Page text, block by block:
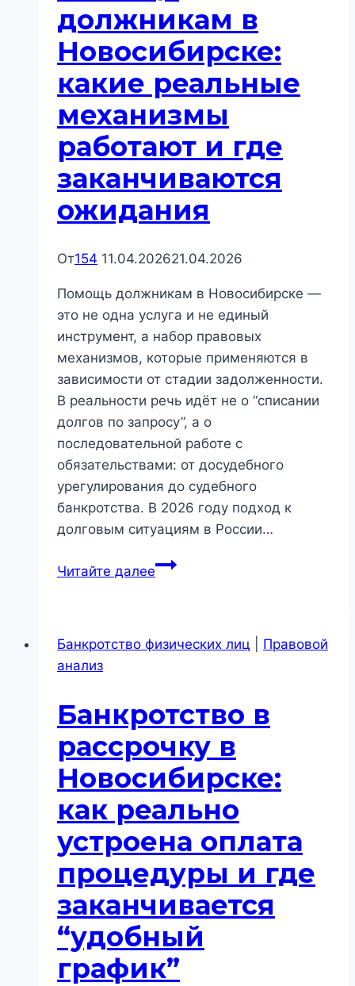
и
где
заканчиваются
ожидания
должникам в
Новосибирске:
какие реальные
механизмы
работают и где
заканчиваются
ожидания
От154 11.04.202621.04.2026
Помощь должникам в Новосибирске —
это не одна услуга и не единый
инструмент, а набор правовых
механизмов, которые применяются в
зависимости от стадии задолженности.
В реальности речь идёт не о “списании
долгов по запросу”, а о
последовательной работе с
обязательствами: от досудебного
урегулирования до судебного
банкротства. В 2026 году подход к
долговым ситуациям в России…
Читайте далееПомощь
какие
работают
где
заканчиваются
ожидания
Банкротство физических лиц
Правовой
анализ
Банкротство в
рассрочку в
Новосибирске:
как реально
устроена оплата
процедуры и где
заканчивается
“удобный
график”